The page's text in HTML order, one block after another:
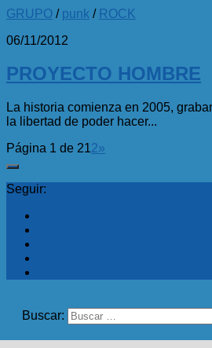
GRUPO / punk / ROCK
06/11/2012
PROYECTO HOMBRE
La historia comienza en 2005,
la libertad de poder hacer...
Página 1 de 212»
Seguir:
Buscar: